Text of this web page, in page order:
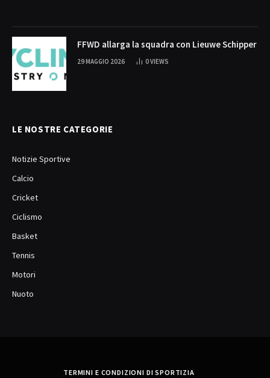
FFWD allarga la squadra con Lieuwe Schipper
29 MAGGIO 2026 0VIEWS
LE NOSTRE CATEGORIE
Notizie Sportive
Calcio
Cricket
Ciclismo
Basket
Tennis
Motori
Nuoto
TERMINI E CONDIZIONI DI SPORTIZIA